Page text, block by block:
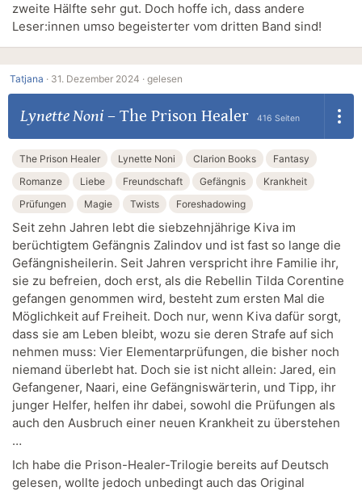
zweite Hälfte sehr gut. Doch hoffe ich, dass andere
Leser:innen umso begeisterter vom dritten Band sind!
Tatjana · 31. Dezember 2024 · gelesen
Lynette Noni– The Prison Healer 416 Seiten
The Prison Healer Lynette Noni Clarion Books
Fantasy
Romanze
Liebe Freundschaft Gefängnis
Krankheit
Prüfungen
Magie Twists Foreshadowing
Seit zehn Jahren lebt die siebzehnjährige Kiva im
berüchtigtem Gefängnis Zalindov und ist fast so lange die
Gefängnisheilerin. Seit Jahren verspricht ihre Familie ihr,
sie zu befreien, doch erst, als die Rebellin Tilda Corentine
gefangen genommen wird, besteht zum ersten Mal die
Möglichkeit auf Freiheit. Doch nur, wenn Kiva dafür sorgt,
dass sie am Leben bleibt, wozu sie deren Strafe auf sich
nehmen muss: Vier Elementarprüfungen, die bisher noch
niemand überlebt hat. Doch sie ist nicht allein: Jared, ein
Gefangener, Naari, eine Gefängniswärterin, und Tipp, ihr
junger Helfer, helfen ihr dabei, sowohl die Prüfungen als
auch den Ausbruch einer neuen Krankheit zu überstehen
…
Ich habe die Prison-Healer-Trilogie bereits auf Deutsch
gelesen, wollte jedoch unbedingt auch das Original